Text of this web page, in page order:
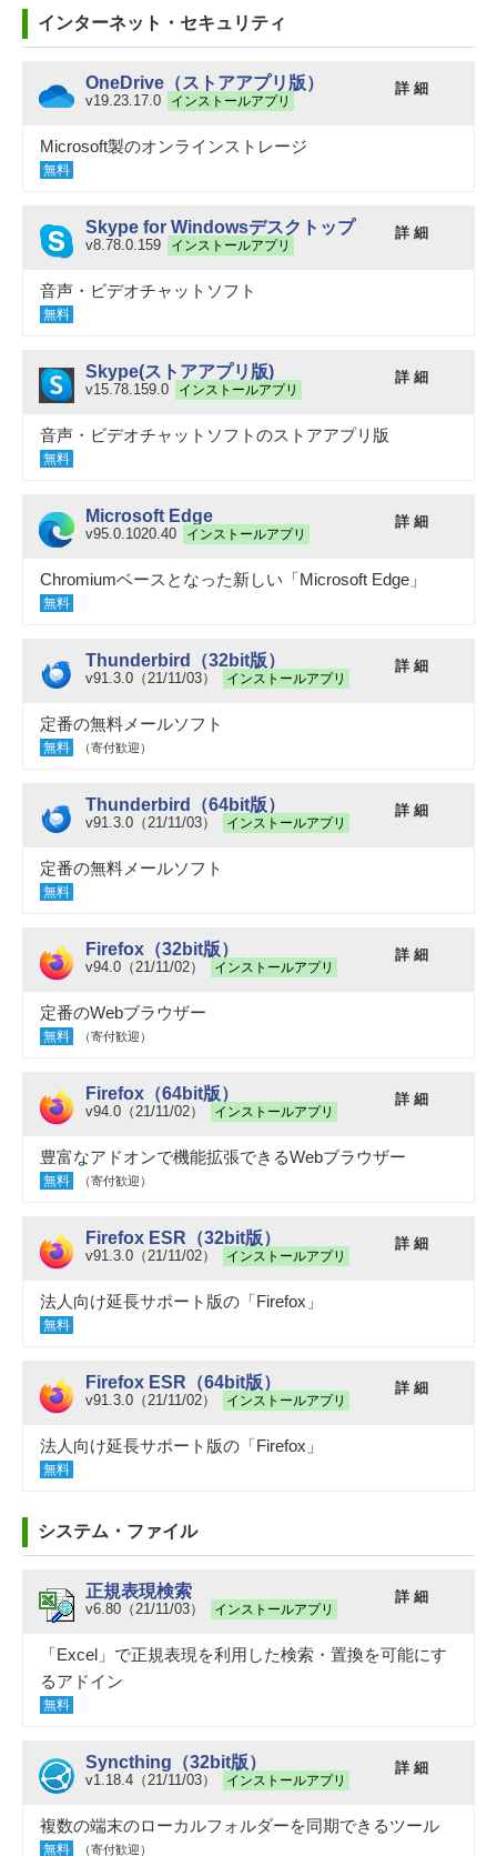
インターネット・セキュリティ
OneDrive（ストアアプリ版）
v19.23.17.0 インストールアプリ
詳 細
Microsoft製のオンラインストレージ
無料
Skype for Windowsデスクトップ
v8.78.0.159 インストールアプリ
詳 細
音声・ビデオチャットソフト
無料
Skype(ストアアプリ版)
v15.78.159.0 インストールアプリ
詳 細
音声・ビデオチャットソフトのストアアプリ版
無料
Microsoft Edge
v95.0.1020.40 インストールアプリ
詳 細
Chromiumベースとなった新しい「Microsoft Edge」
無料
Thunderbird（32bit版）
v91.3.0（21/11/03） インストールアプリ
詳 細
定番の無料メールソフト
無料 （寄付歓迎）
Thunderbird（64bit版）
v91.3.0（21/11/03） インストールアプリ
詳 細
定番の無料メールソフト
無料
Firefox（32bit版）
v94.0（21/11/02） インストールアプリ
詳 細
定番のWebブラウザー
無料 （寄付歓迎）
Firefox（64bit版）
v94.0（21/11/02） インストールアプリ
詳 細
豊富なアドオンで機能拡張できるWebブラウザー
無料 （寄付歓迎）
Firefox ESR（32bit版）
v91.3.0（21/11/02） インストールアプリ
詳 細
法人向け延長サポート版の「Firefox」
無料
Firefox ESR（64bit版）
v91.3.0（21/11/02） インストールアプリ
詳 細
法人向け延長サポート版の「Firefox」
無料
システム・ファイル
正規表現検索
v6.80（21/11/03） インストールアプリ
詳 細
「Excel」で正規表現を利用した検索・置換を可能にす
るアドイン
無料
Syncthing（32bit版）
v1.18.4（21/11/03） インストールアプリ
詳 細
複数の端末のローカルフォルダーを同期できるツール
無料 （寄付歓迎）